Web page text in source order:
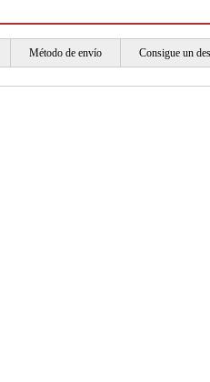
Método de envío Consigue un